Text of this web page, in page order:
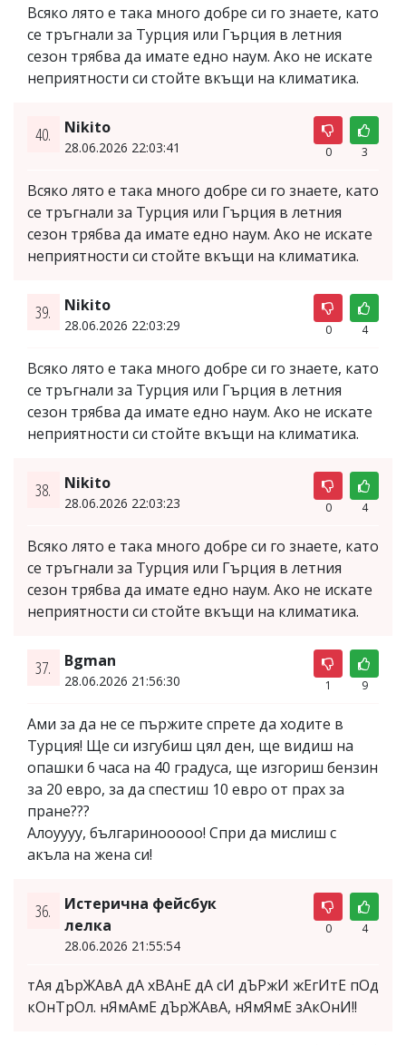
Всяко лято е така много добре си го знаете, като
се тръгнали за Турция или Гърция в летния
сезон трябва да имате едно наум. Ако не искате
неприятности си стойте вкъщи на климатика.
40. Nikito
28.06.2026 22:03:41 0 3
Всяко лято е така много добре си го знаете, като
се тръгнали за Турция или Гърция в летния
сезон трябва да имате едно наум. Ако не искате
неприятности си стойте вкъщи на климатика.
39. Nikito
28.06.2026 22:03:29 0 4
Всяко лято е така много добре си го знаете, като
се тръгнали за Турция или Гърция в летния
сезон трябва да имате едно наум. Ако не искате
неприятности си стойте вкъщи на климатика.
38. Nikito
28.06.2026 22:03:23 0 4
Всяко лято е така много добре си го знаете, като
се тръгнали за Турция или Гърция в летния
сезон трябва да имате едно наум. Ако не искате
неприятности си стойте вкъщи на климатика.
37. Bgman
28.06.2026 21:56:30 1 9
Ами за да не се пържите спрете да ходите в
Турция! Ще си изгубиш цял ден, ще видиш на
опашки 6 часа на 40 градуса, ще изгориш бензин
за 20 евро, за да спестиш 10 евро от прах за
пране???
Алоуууу, българинооооо! Спри да мислиш с
акъла на жена си!
36.
Истерична фейсбук
лелка
28.06.2026 21:55:54
0 4
тАя дЪрЖАвА дА хВАнЕ дА сИ дЪРжИ жЕгИтЕ пОд
кОнТрОл. нЯмАмЕ дЪрЖАвА, нЯмЯмЕ зАкОнИ!!